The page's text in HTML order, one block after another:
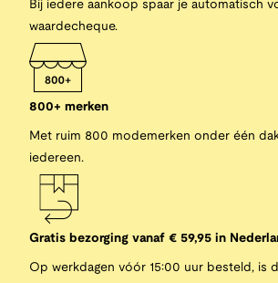
Bij iedere aankoop spaar je automatisch
waardecheque.
800+ merken
Met ruim 800 modemerken onder één
iedereen.
Gratis bezorging vanaf € 59,95 in
Op werkdagen vóór 15:00 uur besteld, is